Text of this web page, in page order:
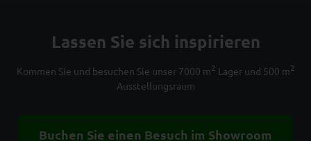
Lassen Sie sich inspirieren
Kommen Sie und besuchen Sie unser 7000 m2 Lager und 500 m2
Ausstellungsraum
Buchen Sie einen Besuch im Showroom